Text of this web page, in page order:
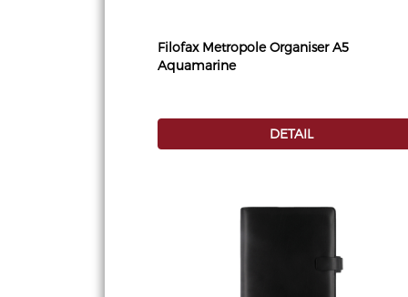
Filofax Metropole Organiser A5
Aquamarine
DETAIL